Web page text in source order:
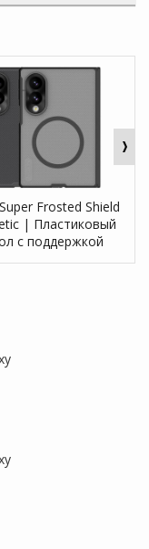
Frosted Shield
| Пластиковый
с поддержкой
для Samsung Galaxy